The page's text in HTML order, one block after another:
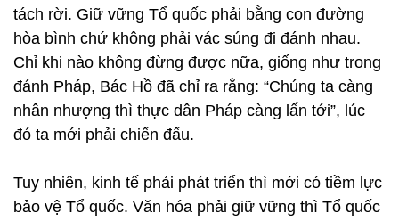
tách rời. Giữ vững Tổ quốc phải bằng con đường
hòa bình chứ không phải vác súng đi đánh nhau.
Chỉ khi nào không đừng được nữa, giống như trong
đánh Pháp, Bác Hồ đã chỉ ra rằng: “Chúng ta càng
nhân nhượng thì thực dân Pháp càng lấn tới”, lúc
đó ta mới phải chiến đấu.
Tuy nhiên, kinh tế phải phát triển thì mới có tiềm lực
bảo vệ Tổ quốc. Văn hóa phải giữ vững thì Tổ quốc